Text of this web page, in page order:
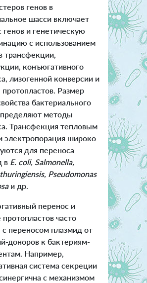
генов в
шасси включает
генов и генетическую
с использованием
трансфекции,
конъюгативного
лизогенной конверсии и
протопластов. Размер
бактериального
методы
Трансфекция тепловым
электропорация широко
для переноса
в E. coli, Salmonella,
Pseudomonas
и др.
перенос и
протопластов часто
с переносом плазмид от
доноров к бактериям-
Например,
система секреции
с механизмом